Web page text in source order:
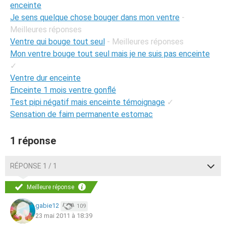
Est-ce que quelqu'un à déjà été dans cette situation?
Finalement est-ce que vous étiez enceinte ou pas?
Ou est-ce que quelqu'un et dans le même cas en ce
moment?
Merci de répondre je viendrais dire ce qu'il en ai pour mon
cas quand j'aurais passé mes examens gynécologique,
pour celle qui se poserait des questions !!
enceinte
Je sens quelque chose bouger dans mon ventre -
Meilleures réponses
Ventre qui bouge tout seul - Meilleures réponses
Mon ventre bouge tout seul mais je ne suis pas enceinte
✓
Ventre dur enceinte
Enceinte 1 mois ventre gonflé
Test pipi négatif mais enceinte témoignage ✓
Sensation de faim permanente estomac
1 réponse
RÉPONSE 1 / 1
Meilleure réponse
gabie12 109
23 mai 2011 à 18:39